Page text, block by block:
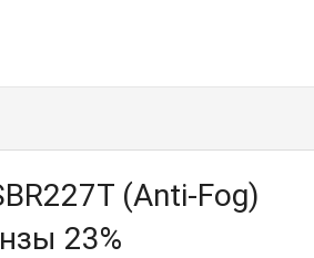
(Anti-Fog)
23%